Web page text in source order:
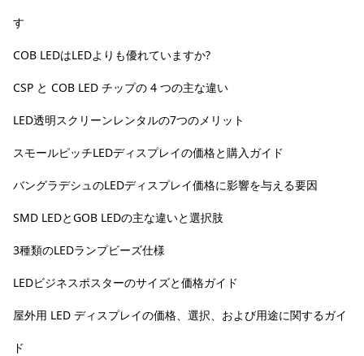
す
COB LEDはLEDよりも優れていますか?
CSP と COB LED チップの 4 つの主な違い
LED透明スクリーンレンタルの7つのメリット
スモールピッチLEDディスプレイの価格と購入ガイド
バングラデシュのLEDディスプレイ価格に影響を与える要因
SMD LEDとGOB LEDの主な違いと選択肢
3種類のLEDランプビーズ仕様
LEDビジネスポスターのサイズと価格ガイド
屋外用 LED ディスプレイの価格、選択、および用途に関するガイ
ド